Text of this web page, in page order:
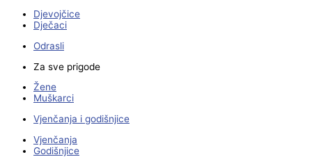
Djevojčice
Dječaci
Odrasli
Za sve prigode
Žene
Muškarci
Vjenčanja i godišnjice
Vjenčanja
Godišnjice